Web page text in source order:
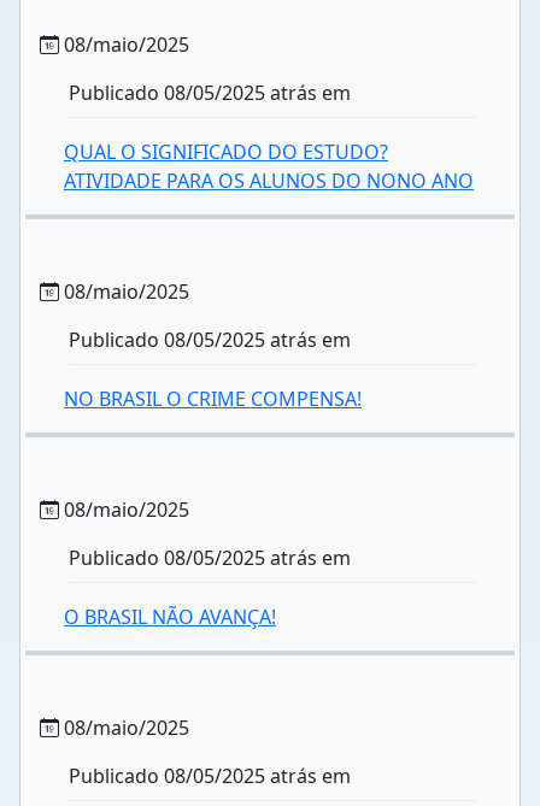
08/maio/2025
Publicado 08/05/2025 atrás em
QUAL O SIGNIFICADO DO ESTUDO?
ATIVIDADE PARA OS ALUNOS DO NONO ANO
08/maio/2025
Publicado 08/05/2025 atrás em
NO BRASIL O CRIME COMPENSA!
08/maio/2025
Publicado 08/05/2025 atrás em
O BRASIL NÃO AVANÇA!
08/maio/2025
Publicado 08/05/2025 atrás em